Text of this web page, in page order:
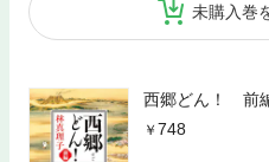
未購入巻
西郷どん！ 前
748